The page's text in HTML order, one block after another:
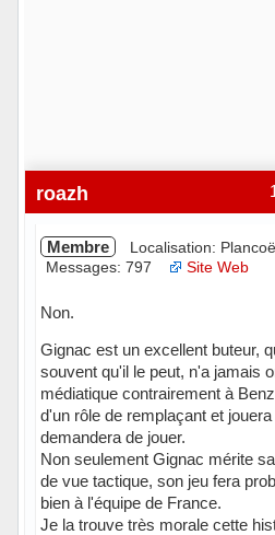
roazh
Membre Localisation:
Messages: 797
Site Web
Non.
Gignac est un excellent buteur,
souvent qu'il le peut, n'a jamais
médiatique contrairement à
d'un rôle de remplaçant et
demandera de jouer.
Non seulement Gignac mérite
de vue tactique, son jeu fera
bien à l'équipe de France.
Je la trouve très morale cette